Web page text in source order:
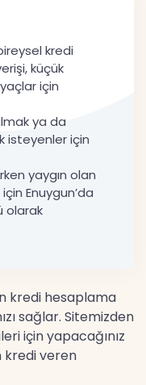
kredi
küçük
için
ya da
isteyenler için
yaygın olan
Enuygun’da
olarak
kredi hesaplama
sağlar. Sitemizden
için yapacağınız
kredi veren